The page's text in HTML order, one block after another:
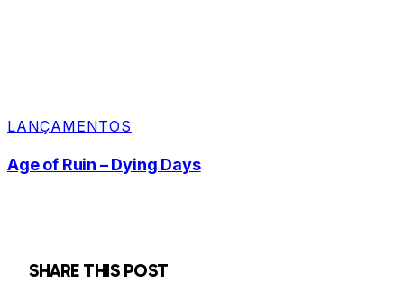
LANÇAMENTOS
Age of Ruin – Dying Days
SHARE THIS POST